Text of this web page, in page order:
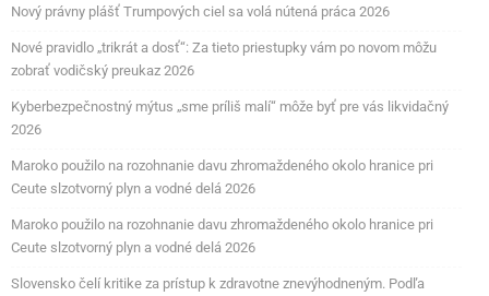
Nový právny plášť Trumpových ciel sa volá nútená práca 2026
Nové pravidlo „trikrát a dosť“: Za tieto priestupky vám po novom môžu
zobrať vodičský preukaz 2026
Kyberbezpečnostný mýtus „sme príliš malí“ môže byť pre vás likvidačný
2026
Maroko použilo na rozohnanie davu zhromaždeného okolo hranice pri
Ceute slzotvorný plyn a vodné delá 2026
Maroko použilo na rozohnanie davu zhromaždeného okolo hranice pri
Ceute slzotvorný plyn a vodné delá 2026
Slovensko čelí kritike za prístup k zdravotne znevýhodneným. Podľa